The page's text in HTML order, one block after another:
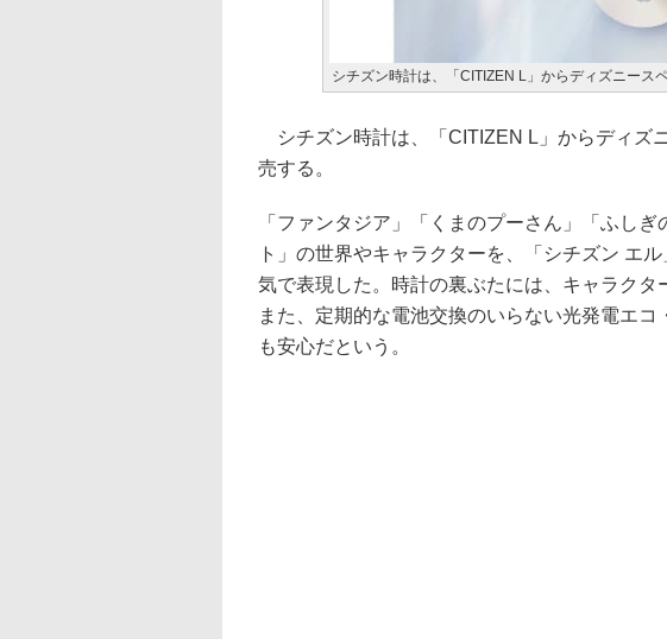
シチズン時計は、「CITIZEN L」からディズニース
シチズン時計は、「CITIZEN L」からディズ
売する。
「ファンタジア」「くまのプーさん」「ふし
ト」の世界やキャラクターを、「シチズン エ
気で表現した。時計の裏ぶたには、キャラクタ
また、定期的な電池交換のいらない光発電エ
も安心だという。